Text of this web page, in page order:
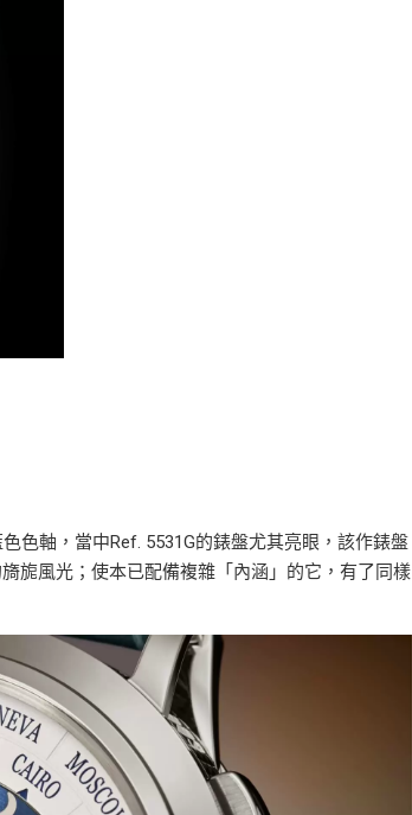
色軸，當中Ref. 5531G的錶盤尤其亮眼，該作錶盤
旎風光；使本已配備複雜「內涵」的它，有了同樣